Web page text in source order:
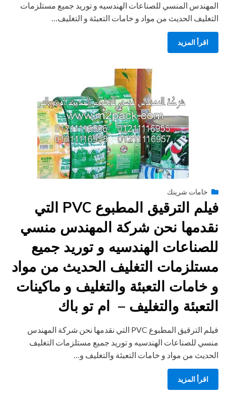
المهندس المنسي للصناعات الهندسيه و توريد جميع مستلزمات
التغليف الحديث من مواد و خامات التعبئة و التغليف…
اقرأ المزيد
by engmansyPosted
on
فبراير 22, 2015
خامات شرينك
فيلم الترقيق المطبوع PVC التي
نقدمها نحن شركة المهندس منسي
للصناعات الهندسيه و توريد جميع
مستلزمات التغليف الحديث من مواد
و خامات التعبئة والتغليف و ماكينات
التعبئة والتغليف – ام تو باك
فيلم الترقيق المطبوع PVC التي نقدمها نحن شركة المهندس
منسي للصناعات الهندسيه و توريد جميع مستلزمات التغليف
الحديث من مواد و خامات التعبئة والتغليف و…
اقرأ المزيد